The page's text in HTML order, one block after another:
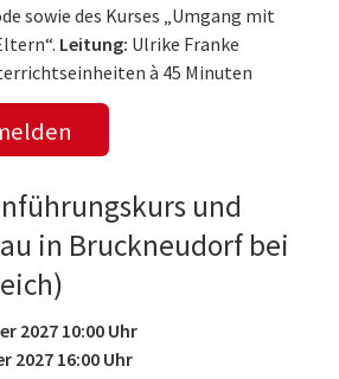
sowie des Kurses „Umgang mit
Leitung: Ulrike Franke
à 45 Minuten
und
in Bruckneudorf bei
2027 10:00 Uhr
2027 16:00 Uhr